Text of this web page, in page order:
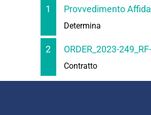
1 Provvedimento
Determina
2 ORDER_2023-
Contratto